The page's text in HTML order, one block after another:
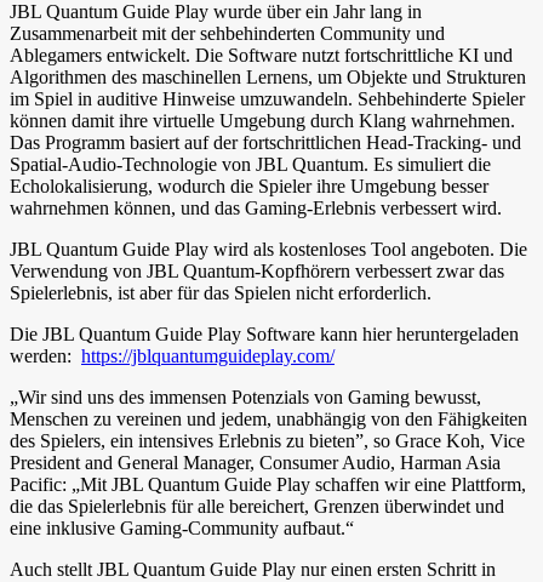
JBL Quantum Guide Play wurde über ein Jahr lang in
Zusammenarbeit mit der sehbehinderten Community und
Ablegamers entwickelt. Die Software nutzt fortschrittliche KI und
Algorithmen des maschinellen Lernens, um Objekte und Strukturen
im Spiel in auditive Hinweise umzuwandeln. Sehbehinderte Spieler
können damit ihre virtuelle Umgebung durch Klang wahrnehmen.
Das Programm basiert auf der fortschrittlichen Head-Tracking- und
Spatial-Audio-Technologie von JBL Quantum. Es simuliert die
Echolokalisierung, wodurch die Spieler ihre Umgebung besser
wahrnehmen können, und das Gaming-Erlebnis verbessert wird.
JBL Quantum Guide Play wird als kostenloses Tool angeboten. Die
Verwendung von JBL Quantum-Kopfhörern verbessert zwar das
Spielerlebnis, ist aber für das Spielen nicht erforderlich.
Die JBL Quantum Guide Play Software kann hier heruntergeladen
werden: https://jblquantumguideplay.com/
„Wir sind uns des immensen Potenzials von Gaming bewusst,
Menschen zu vereinen und jedem, unabhängig von den Fähigkeiten
des Spielers, ein intensives Erlebnis zu bieten”, so Grace Koh, Vice
President and General Manager, Consumer Audio, Harman Asia
Pacific: „Mit JBL Quantum Guide Play schaffen wir eine Plattform,
die das Spielerlebnis für alle bereichert, Grenzen überwindet und
eine inklusive Gaming-Community aufbaut.“
Auch stellt JBL Quantum Guide Play nur einen ersten Schritt in